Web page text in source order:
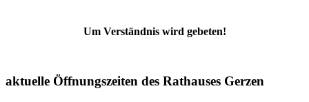
Um Verständnis wird gebeten!
aktuelle Öffnungszeiten des Rathauses Gerzen